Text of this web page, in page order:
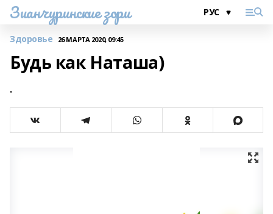
Зианчуринские зори
Здоровье 26 МАРТА 2020, 09:45
Будь как Наташа)
.